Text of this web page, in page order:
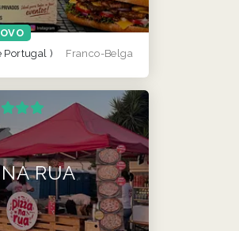
Franco-Belga
Portugal )
RUA